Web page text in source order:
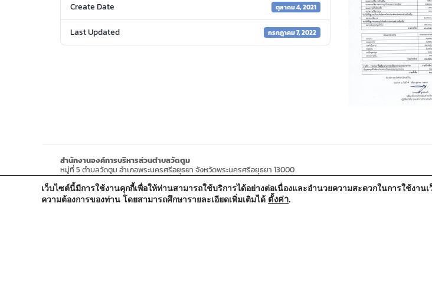
Create Date ตุลาคม 4, 2021
Last Updated กรกฎาคม 7, 2022
สำนักงานองค์การบริหารส่วนตำบลวัดตูม
หมู่ที่ 5 ตำบลวัดตูม อำเภอพระนครศรีอยุธยา จังหวัดพระนครศรีอยุธยา 13000
โทรศัพท์ : 0-3570-4758
โทรสาร : 0-3570-4761
อีเมล์ :pr-wattum@hotmail.com
เว็บไซต์นี้มีการใช้งานคุกกี้เพื่อให้ท่านสามารถใช้บริการได้อย่างต่อเนื่องและอำนวยความสะดวกในการใช้งาน
ความต้องการของท่าน โดยสามารถศึกษารายละเอียดเพิ่มเติมได้ ตั้งค่า.